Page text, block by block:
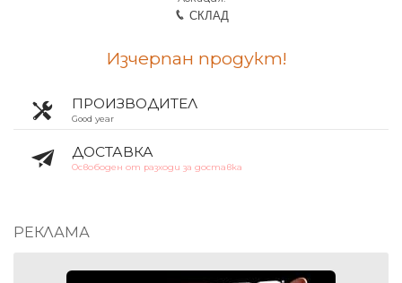
СКЛАД
Изчерпан продукт!
ПРОИЗВОДИТЕЛ
Good year
ДОСТАВКА
Освободен от разходи за доставка
РЕКЛАМА